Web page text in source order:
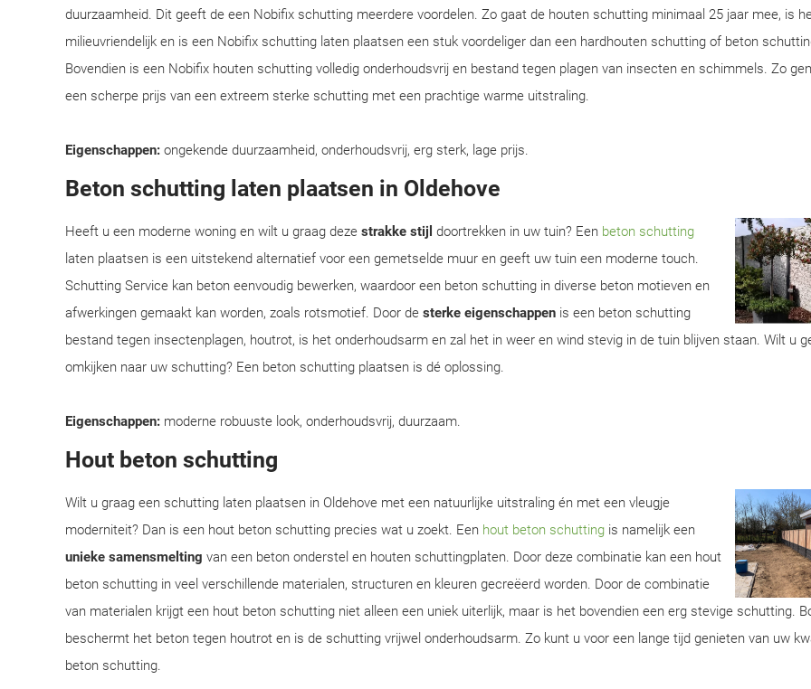
duurzaamheid. Dit geeft de een Nobifix schutting meerdere voordelen. Zo gaat de houten schutting minimaal 25 jaar mee, is
milieuvriendelijk en is een Nobifix schutting laten plaatsen een stuk voordeliger dan een hardhouten schutting of beton
Bovendien is een Nobifix houten schutting volledig onderhoudsvrij en bestand tegen plagen van insecten en schimmels. Zo
een scherpe prijs van een extreem sterke schutting met een prachtige warme uitstraling.
Eigenschappen: ongekende duurzaamheid, onderhoudsvrij, erg sterk, lage prijs.
Beton schutting laten plaatsen in Oldehove
Heeft u een moderne woning en wilt u graag deze strakke stijl doortrekken in uw tuin? Een beton schutting
laten plaatsen is een uitstekend alternatief voor een gemetselde muur en geeft uw tuin een moderne touch.
Schutting Service kan beton eenvoudig bewerken, waardoor een beton schutting in diverse beton motieven en
afwerkingen gemaakt kan worden, zoals rotsmotief. Door de sterke eigenschappen is een beton schutting
bestand tegen insectenplagen, houtrot, is het onderhoudsarm en zal het in weer en wind stevig in de tuin blijven staan. Wilt u
omkijken naar uw schutting? Een beton schutting plaatsen is dé oplossing.
Eigenschappen: moderne robuuste look, onderhoudsvrij, duurzaam.
Hout beton schutting
Wilt u graag een schutting laten plaatsen in Oldehove met een natuurlijke uitstraling én met een vleugje
moderniteit? Dan is een hout beton schutting precies wat u zoekt. Een hout beton schutting is namelijk een
unieke samensmelting van een beton onderstel en houten schuttingplaten. Door deze combinatie kan een hout
beton schutting in veel verschillende materialen, structuren en kleuren gecreëerd worden. Door de combinatie
van materialen krijgt een hout beton schutting niet alleen een uniek uiterlijk, maar is het bovendien een erg stevige schutting.
beschermt het beton tegen houtrot en is de schutting vrijwel onderhoudsarm. Zo kunt u voor een lange tijd genieten van uw
beton schutting.